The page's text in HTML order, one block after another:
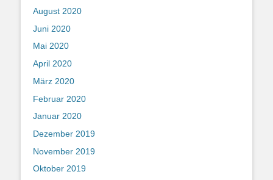
August 2020
Juni 2020
Mai 2020
April 2020
März 2020
Februar 2020
Januar 2020
Dezember 2019
November 2019
Oktober 2019